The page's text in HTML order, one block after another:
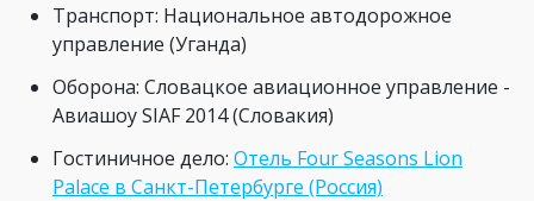
Транспорт: Национальное автодорожное
управление (Уганда)
Оборона: Словацкое авиационное управление -
Авиашоу SIAF 2014 (Словакия)
Гостиничное дело: Отель Four Seasons Lion
Palace в Санкт-Петербурге (Россия)